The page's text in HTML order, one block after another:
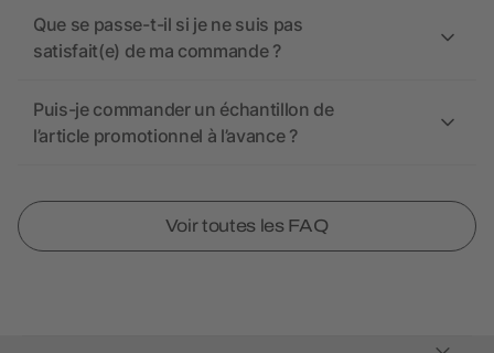
Que se passe-t-il si je ne suis pas
satisfait(e) de ma commande ?
Puis-je commander un échantillon de
l’article promotionnel à l’avance ?
Voir toutes les FAQ